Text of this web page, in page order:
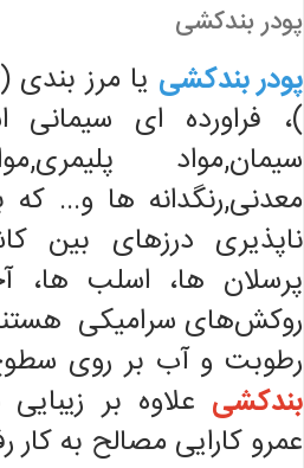
پودر بندکشی
پودر بندکشی
)، فراورده ای
سیمان,مواد
معدنی,رنگدانه ها و... که
ناپذیری درزهای بین
پرسلان ها، اسلب ها،
روکش‌های سرامیکی
رطوبت و آب بر روی
بندکشی علاوه بر
عمرو کارایی مصالح به